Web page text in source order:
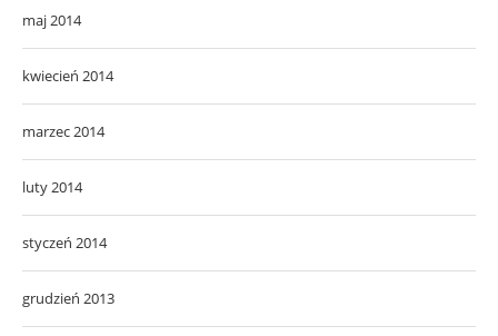
maj 2014
kwiecień 2014
marzec 2014
luty 2014
styczeń 2014
grudzień 2013